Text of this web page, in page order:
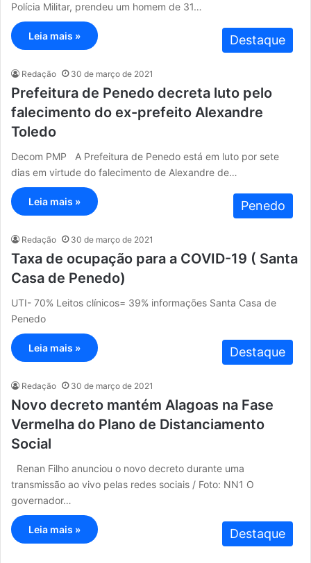
Polícia Militar, prendeu um homem de 31…
Leia mais » Destaque
Redação 30 de março de 2021
Prefeitura de Penedo decreta luto pelo
falecimento do ex-prefeito Alexandre
Toledo
Decom PMP A Prefeitura de Penedo está em luto por sete
dias em virtude do falecimento de Alexandre de…
Leia mais » Penedo
Redação 30 de março de 2021
Taxa de ocupação para a COVID-19 ( Santa
Casa de Penedo)
UTI- 70% Leitos clínicos= 39% informações Santa Casa de
Penedo
Leia mais » Destaque
Redação 30 de março de 2021
Novo decreto mantém Alagoas na Fase
Vermelha do Plano de Distanciamento
Social
Renan Filho anunciou o novo decreto durante uma
transmissão ao vivo pelas redes sociais / Foto: NN1 O
governador…
Leia mais » Destaque